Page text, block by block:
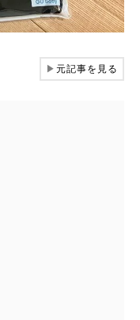
▶元記事を見る